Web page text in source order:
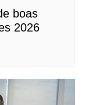
boas
2026